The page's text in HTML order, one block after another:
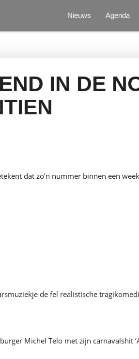
Nieuws Agenda
IN DE
dat zo’n nummer binnen een
de fel realistische
Michel Telo met zijn carnavalshit ‘Ai